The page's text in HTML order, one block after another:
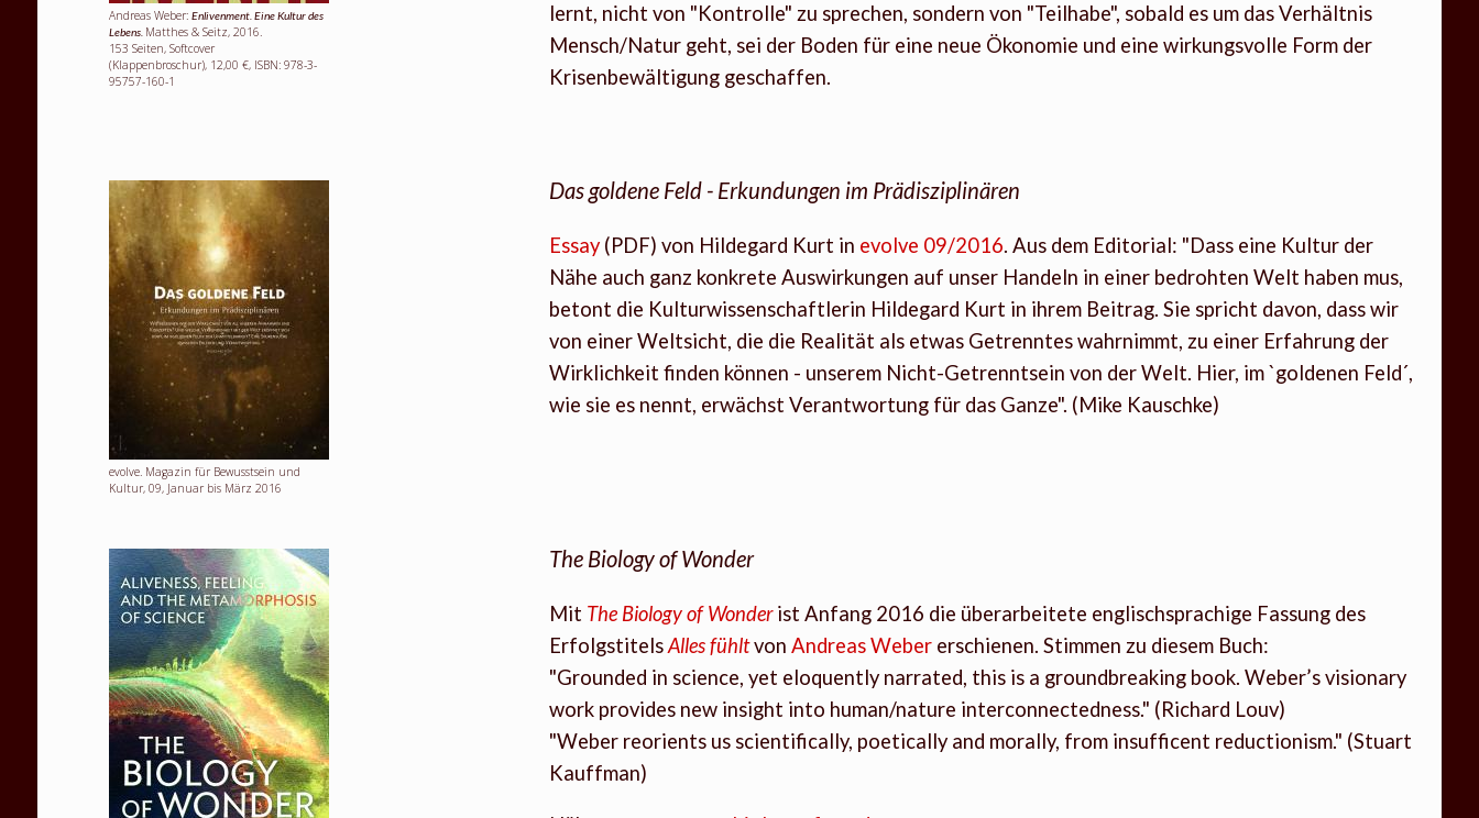
Andreas Weber:Enlivenment. Eine Kultur des
Lebens. Matthes & Seitz, 2016.
153 Seiten, Softcover
(Klappenbroschur), 12,00 €, ISBN: 978-3-
95757-160-1
lernt, nicht von "Kontrolle" zu sprechen, sondern von "Teilhabe", sobald es um das Verhältnis
Mensch/Natur geht, sei der Boden für eine neue Ökonomie und eine wirkungsvolle Form der
Krisenbewältigung geschaffen.
evolve. Magazin für Bewusstsein und
Kultur, 09, Januar bis März 2016
Das goldene Feld - Erkundungen im Prädisziplinären
Essay(PDF) von Hildegard Kurt in evolve 09/2016. Aus dem Editorial: "Dass eine Kultur der
Nähe auch ganz konkrete Auswirkungen auf unser Handeln in einer bedrohten Welt haben mus,
betont die Kulturwissenschaftlerin Hildegard Kurt in ihrem Beitrag. Sie spricht davon, dass wir
von einer Weltsicht, die die Realität als etwas Getrenntes wahrnimmt, zu einer Erfahrung der
Wirklichkeit finden können - unserem Nicht-Getrenntsein von der Welt. Hier, im `goldenen Feld´,
wie sie es nennt, erwächst Verantwortung für das Ganze". (Mike Kauschke)
The Biology of Wonder
Mit The Biology of Wonderist Anfang 2016 die überarbeitete englischsprachige Fassung des
ErfolgstitelsAlles fühltvon Andreas Webererschienen. Stimmen zu diesem Buch:
"Grounded in science, yet eloquently narrated, this is a groundbreaking book. Weber’s visionary
work provides new insight into human/nature interconnectedness." (Richard Louv)
"Weber reorients us scientifically, poetically and morally, from insufficent reductionism." (Stuart
Kauffman)